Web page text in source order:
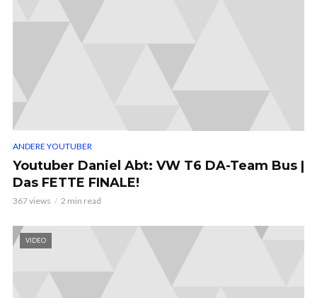
ANDERE YOUTUBER
Youtuber Daniel Abt: VW T6 DA-Team Bus |
Das FETTE FINALE!
367 views 2 min read
VIDEO